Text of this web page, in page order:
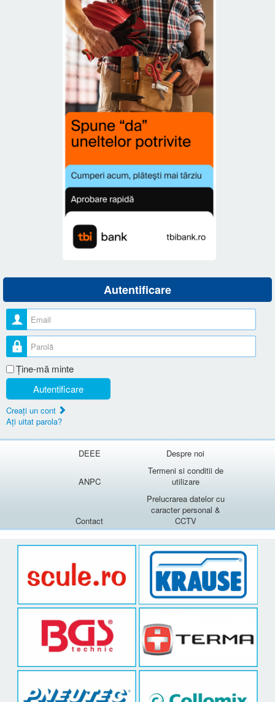
Autentificare
Nume utilizator
Parolă
Ţine-mă minte
Autentificare
Creaţi un cont
Aţi uitat parola?
DEEE Despre noi
ANPC
Termeni si conditii de
utilizare
Contact
Prelucrarea datelor cu
caracter personal &
CCTV